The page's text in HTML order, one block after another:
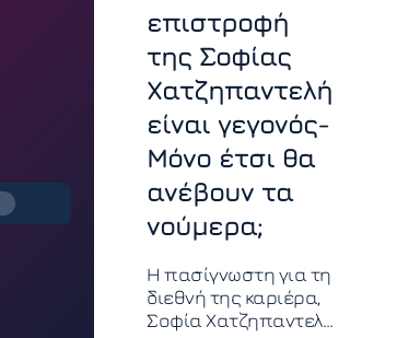
επιστροφή
της Σοφίας
Χατζηπαντελή
είναι γεγονός-
Μόνο έτσι θα
ανέβουν τα
νούμερα;
Η πασίγνωστη για τη
διεθνή της καριέρα,
Σοφία Χατζηπαντελή